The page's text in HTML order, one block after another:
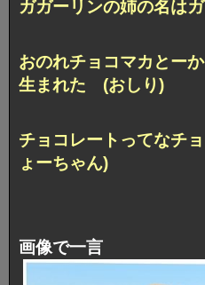
ガガーリンの姉の名は
おのれチョコマカとー
生まれた (おしり)
チョコレートってなチ
ょーちゃん)
画像で一言